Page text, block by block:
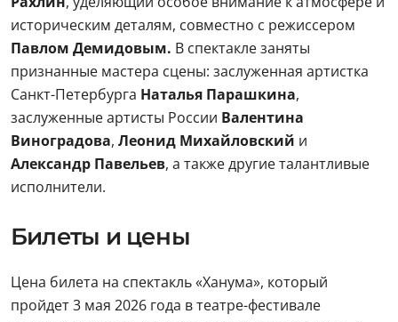
историческим деталям, совместно с режиссером
Павлом Демидовым. В спектакле заняты
признанные мастера сцены: заслуженная артистка
Санкт-Петербурга Наталья Парашкина,
заслуженные артисты России Валентина
Виноградова, Леонид Михайловский и
Александр Павельев, а также другие талантливые
исполнители.
Билеты и цены
Цена билета на спектакль «Ханума», который
пройдет 3 мая 2026 года в театре-фестивале